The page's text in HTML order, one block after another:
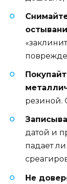
резиной.
датой и
падает
Не